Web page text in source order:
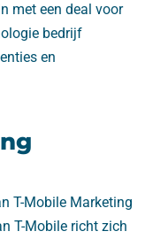
met een deal voor
bedrijf
en
T-Mobile Marketing
T-Mobile richt zich